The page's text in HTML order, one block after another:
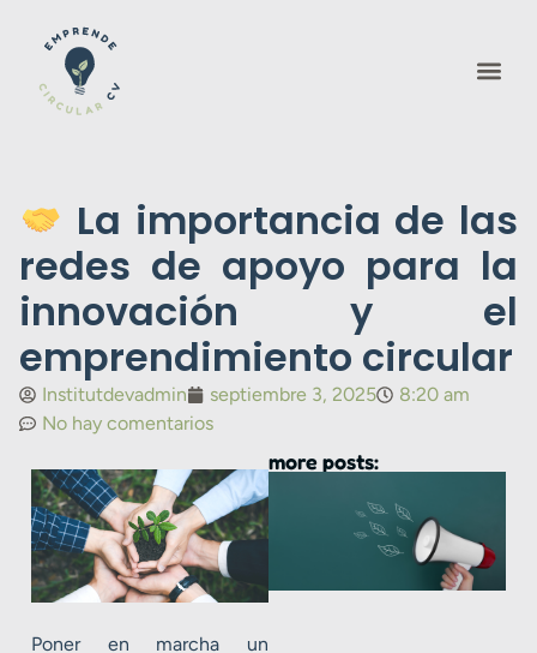
La importancia de las
redes de apoyo para la
innovación y el
emprendimiento circular
Institutdevadmin septiembre 3, 2025
8:20 am
No hay comentarios
Poner en marcha un
more posts: